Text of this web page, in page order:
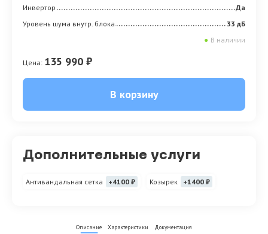
Инвертор
Да
Уровень шума внутр. блока
33 дБ
● В наличии
Цена: 135 990 ₽
В корзину
Дополнительные услуги
Антивандальная сетка +4100 ₽ Козырек +1400 ₽
Описание Характеристики Документация